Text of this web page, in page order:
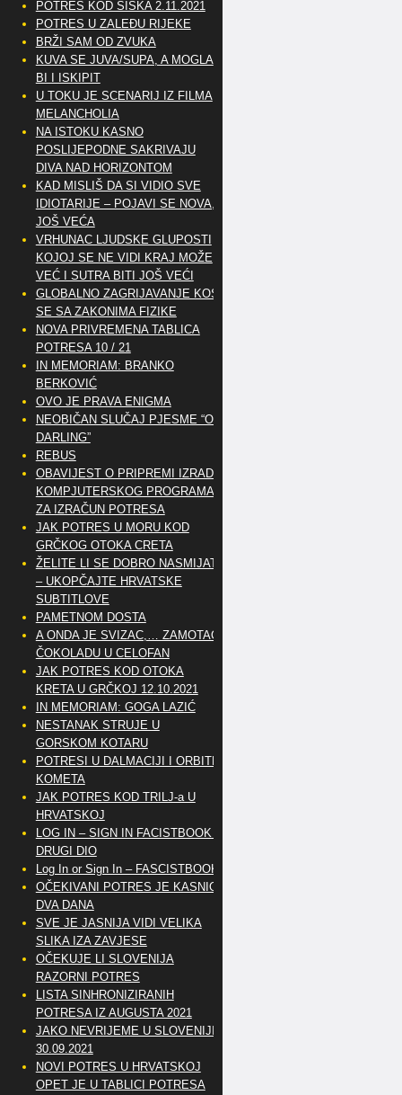
POTRES KOD SISKA 2.11.2021
POTRES U ZALEĐU RIJEKE
BRŽI SAM OD ZVUKA
KUVA SE JUVA/SUPA, A MOGLA
BI I ISKIPIT
U TOKU JE SCENARIJ IZ FILMA
MELANCHOLIA
NA ISTOKU KASNO
POSLIJEPODNE SAKRIVAJU
DIVA NAD HORIZONTOM
KAD MISLIŠ DA SI VIDIO SVE
IDIOTARIJE – POJAVI SE NOVA,..
JOŠ VEĆA
VRHUNAC LJUDSKE GLUPOSTI
KOJOJ SE NE VIDI KRAJ MOŽE
VEĆ I SUTRA BITI JOŠ VEĆI
GLOBALNO ZAGRIJAVANJE KOSI
SE SA ZAKONIMA FIZIKE
NOVA PRIVREMENA TABLICA
POTRESA 10 / 21
IN MEMORIAM: BRANKO
BERKOVIĆ
OVO JE PRAVA ENIGMA
NEOBIČAN SLUČAJ PJESME “OH
DARLING”
REBUS
OBAVIJEST O PRIPREMI IZRADE
KOMPJUTERSKOG PROGRAMA
ZA IZRAČUN POTRESA
JAK POTRES U MORU KOD
GRČKOG OTOKA CRETA
ŽELITE LI SE DOBRO NASMIJATI
– UKOPČAJTE HRVATSKE
SUBTITLOVE
PAMETNOM DOSTA
A ONDA JE SVIZAC,… ZAMOTAO
ČOKOLADU U CELOFAN
JAK POTRES KOD OTOKA
KRETA U GRČKOJ 12.10.2021
IN MEMORIAM: GOGA LAZIĆ
NESTANAK STRUJE U
GORSKOM KOTARU
POTRESI U DALMACIJI I ORBITE
KOMETA
JAK POTRES KOD TRILJ-a U
HRVATSKOJ
LOG IN – SIGN IN FACISTBOOK –
DRUGI DIO
Log In or Sign In – FASCISTBOOK
OČEKIVANI POTRES JE KASNIO
DVA DANA
SVE JE JASNIJA VIDI VELIKA
SLIKA IZA ZAVJESE
OČEKUJE LI SLOVENIJA
RAZORNI POTRES
LISTA SINHRONIZIRANIH
POTRESA IZ AUGUSTA 2021
JAKO NEVRIJEME U SLOVENIJI
30.09.2021
NOVI POTRES U HRVATSKOJ
OPET JE U TABLICI POTRESA